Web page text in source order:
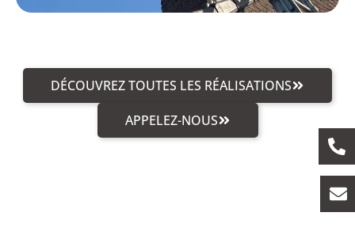
DÉCOUVREZ TOUTES LES RÉALISATIONS
APPELEZ-NOUS